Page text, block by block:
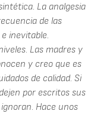
La analgesia
de las
inevitable.
Las madres y
y creo que es
de calidad. Si
por escritos sus
Hace unos